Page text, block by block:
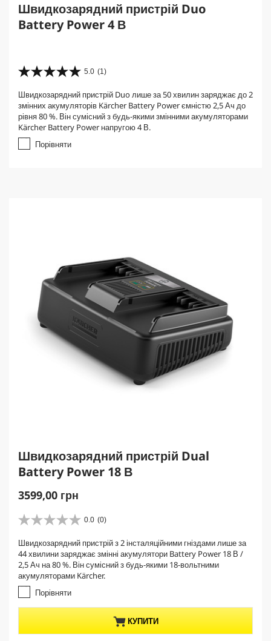
Швидкозарядний пристрій Duo
Battery Power 4 В
5.0 (1)
5
0
з
5
з
р
Швидкозарядний пристрій Duo лише за 50 хвилин заряджає до 2
змінних акумуляторів Kärcher Battery Power ємністю 2,5 Ач до
рівня 80 %. Він сумісний з будь-якими змінними акумуляторами
Kärcher Battery Power напругою 4 В.
Порівняти
Швидкозарядний пристрій Dual
Battery Power 18 В
C
r
e
n
t
p
r
o
d
3599,00 грн
0.0 (0)
0
0
з
5
з
р
о
.
Швидкозарядний пристрій з 2 інсталяційними гніздами лише за
44 хвилини заряджає змінні акумулятори Battery Power 18 В /
2,5 Ач на 80 %. Він сумісний з будь-якими 18-вольтними
акумуляторами Kärcher.
Порівняти
КУПИТИ